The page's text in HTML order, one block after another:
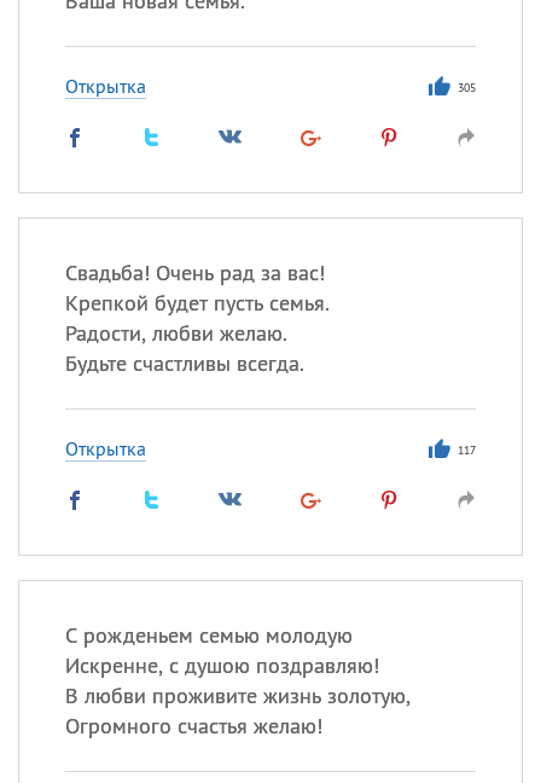
Открытка 305
Свадьба! Очень рад за вас!
Крепкой будет пусть семья.
Радости, любви желаю.
Будьте счастливы всегда.
Открытка 117
С рожденьем семью молодую
Искренне, с душою поздравляю!
В любви проживите жизнь золотую,
Огромного счастья желаю!